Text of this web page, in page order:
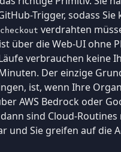
Trigger, sodass Sie
verdrahten
über die Web-UI ohne
verbrauchen keine
Der einzige
ist, wenn Ihre
AWS Bedrock oder
sind Cloud-
und Sie greifen auf die